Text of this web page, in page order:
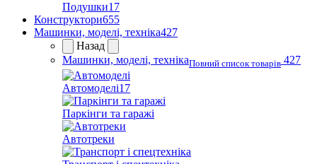
Подушки17
Конструктори655
Машинки, моделі, техніка427
Назад
Машинки, моделі, технікаПовний список товарів 427
Автомоделі17
Паркінги та гаражі
Автотреки